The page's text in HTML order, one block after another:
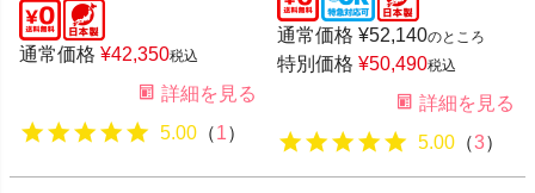
通常価格 ¥42,350税込
詳細を見る
5.00 （1）
通常価格 ¥52,140のところ
特別価格 ¥50,490税込
詳細を見る
5.00 （3）